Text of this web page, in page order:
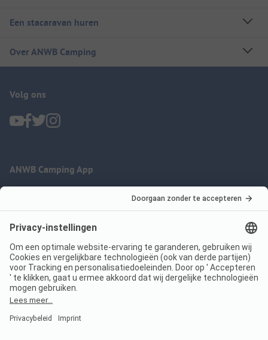
Een stacaravan huren
Over ANWB Camping
Volg ons
ANWB Camping App
Imprint
Jouw privacy
Voorwaarden
Wet digitale diensten